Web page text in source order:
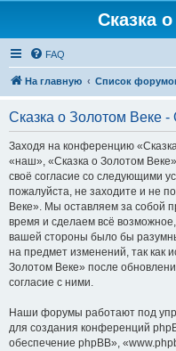
Сказка
FAQ
На главную Список
Сказка о Золотом Веке
Заходя на конференцию
«наш», «Сказка о Золотом
своё согласие со следующими
пожалуйста, не заходите и не
Веке». Мы оставляем за собой
время и сделаем всё
вашей стороны было бы
на предмет изменений, так как
Золотом Веке» после
согласие с ними.
Наши форумы работают под
для создания конференций
обеспечение phpBB»,